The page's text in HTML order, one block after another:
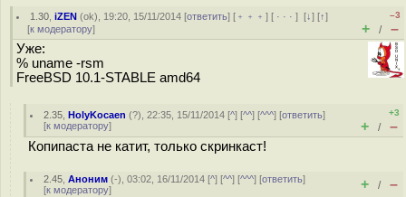
1.30 ,iZEN (ok), 19:20, 15/11/2014 [ответить] [ ﹢﹢﹢] [ · · ·][↓] [↑]
[к модератору]
–3
+ / –
Уже:
% uname -rsm
FreeBSD 10.1-STABLE amd64
2.35 ,HolyKocaen (?), 22:35, 15/11/2014 [^] [^^] [^^^] [ответить]
[к модератору]
+3
+ / –
Копипаста не катит, только скринкаст!
2.45 ,Аноним (-), 03:02, 16/11/2014 [^] [^^] [^^^] [ответить]
[к модератору] + / –